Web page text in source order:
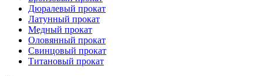
Дюралевый прокат
Латунный прокат
Медный прокат
Оловянный прокат
Свинцовый прокат
Титановый прокат